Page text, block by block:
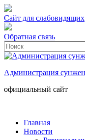
Сайт для слабовидящих
Обратная связь
Администрация
официальный сайт
Главная
Новости